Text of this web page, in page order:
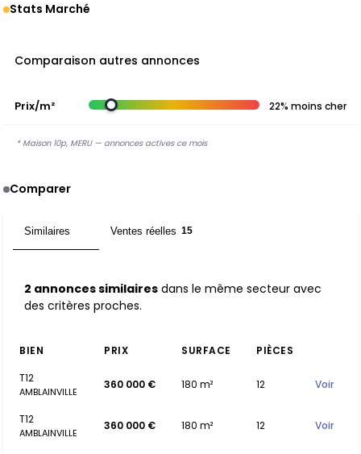
Stats Marché
Comparaison autres annonces
Prix/m² 22% moins cher
* Maison 10p, MERU — annonces actives ce mois
Comparer
Similaires Ventes réelles 15
2 annonces similaires dans le même secteur avec
des critères proches.
BIEN PRIX SURFACE
PIÈCES
T12
AMBLAINVILLE
360 000 € 180 m² 12 Voir
T12
AMBLAINVILLE
360 000 € 180 m² 12 Voir